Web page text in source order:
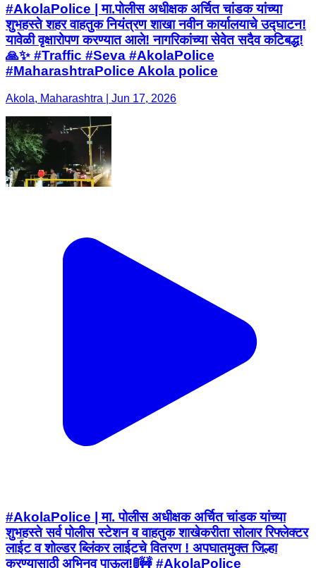
#AkolaPolice | मा.पोलीस अधीक्षक अर्चित चांडक यांच्या
शुभहस्ते शहर वाहतुक नियंत्रण शाखा नवीन कार्यालयाचे उद्घाटन!
यावेळी वृक्षारोपण करण्यात आले! नागरिकांच्या सेवेत सदैव कटिबद्ध!
🙏✨ #Traffic #Seva #AkolaPolice
#MaharashtraPolice Akola police
Akola, Maharashtra | Jun 17, 2026
#AkolaPolice | मा. पोलीस अधीक्षक अर्चित चांडक यांच्या
शुभहस्ते सर्व पोलीस स्टेशन व वाहतुक शाखेकरीता सोलार रिफ्लेक्टर
लाईट व शोल्डर ब्लिंकर लाईटचे वितरण ! अपघातमुक्त जिल्हा
करण्यासाठी अभिनव पाऊल!🚦🚧 #AkolaPolice